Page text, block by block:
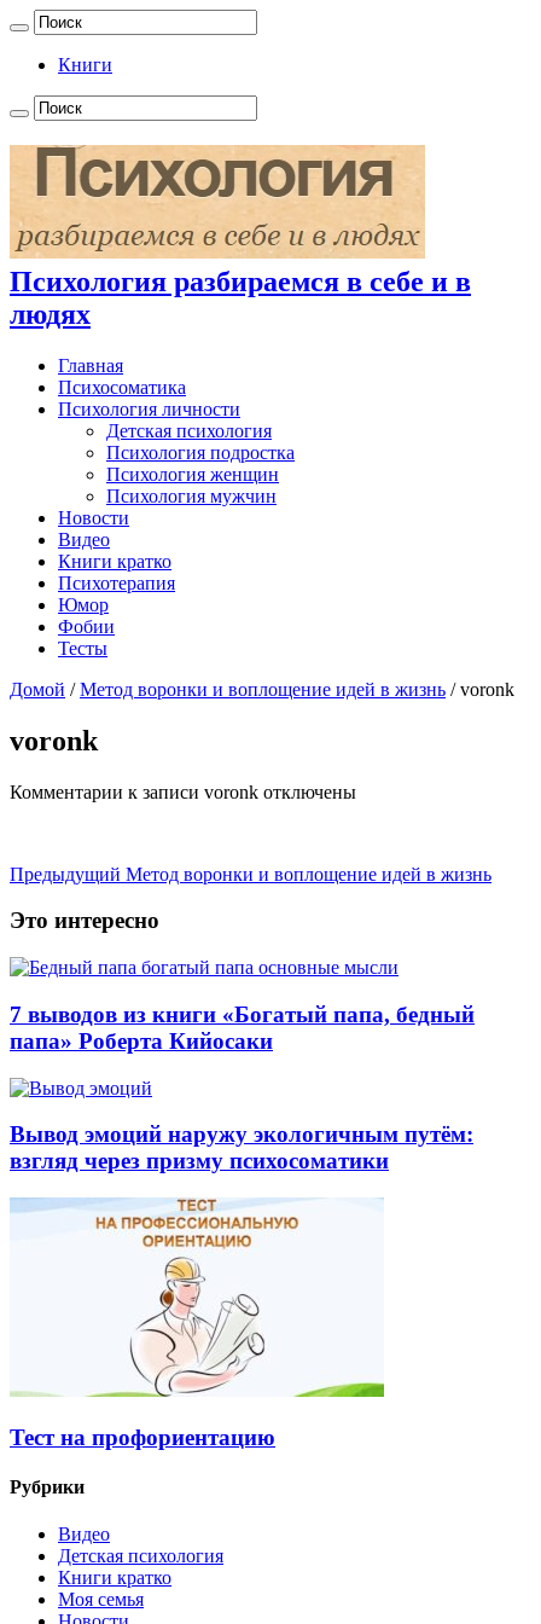
Книги
Психология разбираемся в себе и в
людях
Главная
Психосоматика
Психология личности
Детская психология
Психология подростка
Психология женщин
Психология мужчин
Новости
Видео
Книги кратко
Психотерапия
Юмор
Фобии
Тесты
Домой / Метод воронки и воплощение идей в жизнь / voronk
voronk
Комментарии к записи voronk отключены
Предыдущий Метод воронки и воплощение идей в жизнь
Это интересно
7 выводов из книги «Богатый папа, бедный
папа» Роберта Кийосаки
Вывод эмоций наружу экологичным путём:
взгляд через призму психосоматики
Тест на профориентацию
Рубрики
Видео
Детская психология
Книги кратко
Моя семья